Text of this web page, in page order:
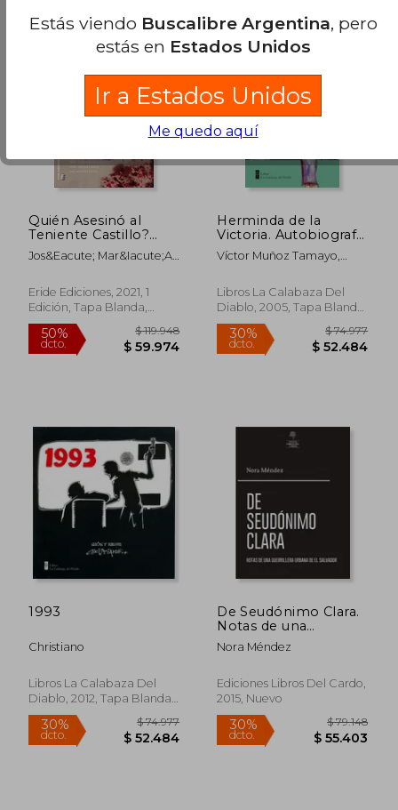
30%
dcto. $ 56.863
30%
dcto. $
Quién Asesinó al
Teniente Castillo?
Una Conspiración con
Resultados
Jos&Eacute; Mar&Iacute;A
P&Aacute;Ez
Eride Ediciones, 2021, 1
Edición, Tapa Blanda,
Nuevo
Herminda de la
Victoria. Autobiografía
de una población
Víctor Muñoz Tamayo,
Libros La Calabaza Del
Diablo, 2005, Tapa Blanda,
Nuevo
1993
Christiano
Libros La Calabaza Del
Diablo, 2012, Tapa Blanda,
Nuevo
De Seudónimo Clara.
Notas de una
guerrillera urbana de
El Salvador.
Nora Méndez
Ediciones Libros Del Cardo,
2015, Nuevo
Estás viendo Buscalibre Argentina, pero
estás en Estados Unidos
Ir a Estados Unidos
Me quedo aquí